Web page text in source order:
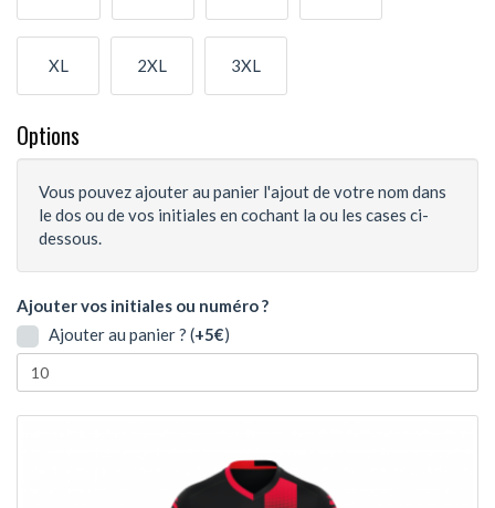
XL 2XL 3XL
Options
Vous pouvez ajouter au panier l'ajout de votre nom dans
le dos ou de vos initiales en cochant la ou les cases ci-
dessous.
Ajouter vos initiales ou numéro ?
Ajouter au panier ? (+5€)